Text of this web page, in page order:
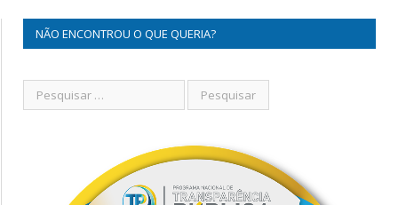
NÃO ENCONTROU O QUE QUERIA?